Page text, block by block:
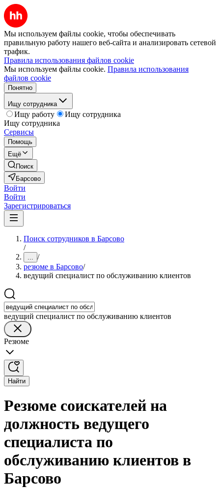
Мы используем файлы cookie, чтобы обеспечивать
правильную работу нашего веб-сайта и анализировать сетевой
трафик.
Правила использования файлов cookie
Мы используем файлы cookie. Правила использования
файлов cookie
Понятно
Ищу сотрудника
Ищу работу
Ищу сотрудника
Ищу сотрудника
Сервисы
Помощь
Ещё
Поиск
Барсово
Войти
Войти
Зарегистрироваться
Поиск сотрудников в Барсово
/
... /
резюме в Барсово/
ведущий специалист по обслуживанию клиентов
ведущий специалист по обслуживанию клиентов
Резюме
Найти
Резюме соискателей на
должность ведущего
специалиста по
обслуживанию клиентов в
Барсово